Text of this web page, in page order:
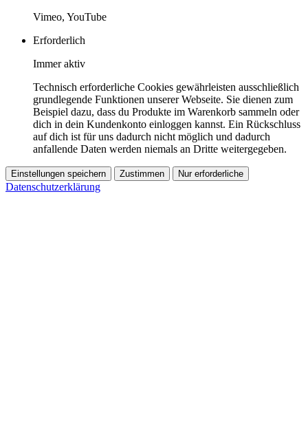
Vimeo, YouTube
Erforderlich
Immer aktiv
Technisch erforderliche Cookies gewährleisten ausschließlich
grundlegende Funktionen unserer Webseite. Sie dienen zum
Beispiel dazu, dass du Produkte im Warenkorb sammeln oder
dich in dein Kundenkonto einloggen kannst. Ein Rückschluss
auf dich ist für uns dadurch nicht möglich und dadurch
anfallende Daten werden niemals an Dritte weitergegeben.
Einstellungen speichern Zustimmen Nur erforderliche
Datenschutzerklärung